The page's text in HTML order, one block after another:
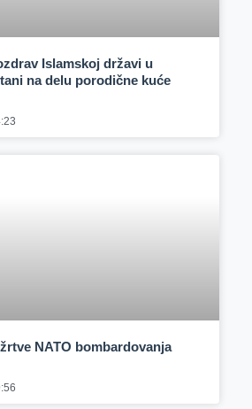
Islamskoj državi u
na delu porodične kuće
NATO bombardovanja